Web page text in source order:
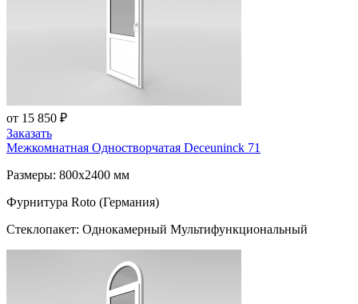
от 15 850 ₽
Заказать
Межкомнатная Одностворчатая Deceuninck 71
Размеры: 800x2400 мм
Фурнитура Roto (Германия)
Стеклопакет: Однокамерный Мультифункциональный